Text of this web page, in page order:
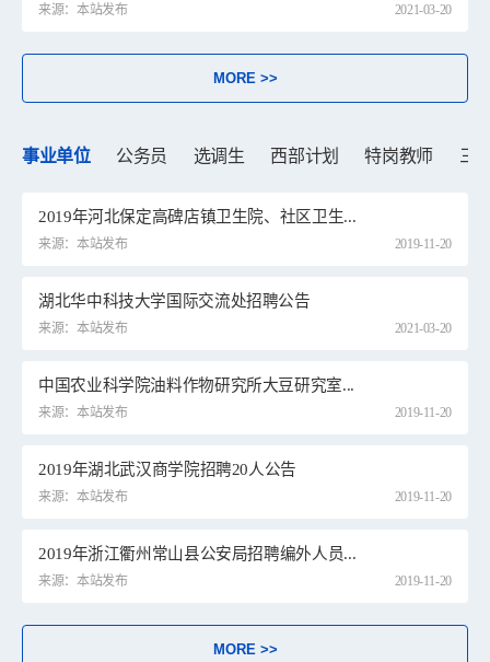
来源：本站发布 2021-03-20
MORE >>
事业单位 公务员 选调生 西部计划 特岗教师 三
2019年河北保定高碑店镇卫生院、社区卫生...
来源：本站发布 2019-11-20
湖北华中科技大学国际交流处招聘公告
来源：本站发布 2021-03-20
中国农业科学院油料作物研究所大豆研究室...
来源：本站发布 2019-11-20
2019年湖北武汉商学院招聘20人公告
来源：本站发布 2019-11-20
2019年浙江衢州常山县公安局招聘编外人员...
来源：本站发布 2019-11-20
MORE >>